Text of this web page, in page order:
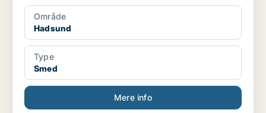
Område
Hadsund
Type
Smed
Mere info